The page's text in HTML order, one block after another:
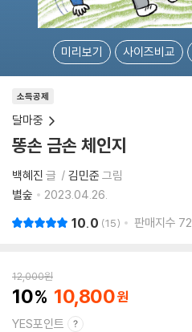
미리보기 사이즈비교
소득공제
달마중
똥손 금손 체인지
백혜진 글 김민준 그림
별숲
2023.04.26.
10.0 15 판매지수 72
12,000원
10 10,800
YES포인트